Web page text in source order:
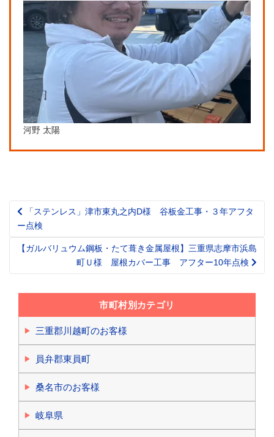
河野 太陽
Post
navigation
「ステンレス」津市東丸之内D様 谷板金工事・３年アフタ
ー点検
【ガルバリュウム鋼板・たて葺き金属屋根】三重県志摩市浜島
町Ｕ様 屋根カバー工事 アフター10年点検
市町村別カテゴリ
三重郡川越町のお客様
員弁郡東員町
桑名市のお客様
岐阜県